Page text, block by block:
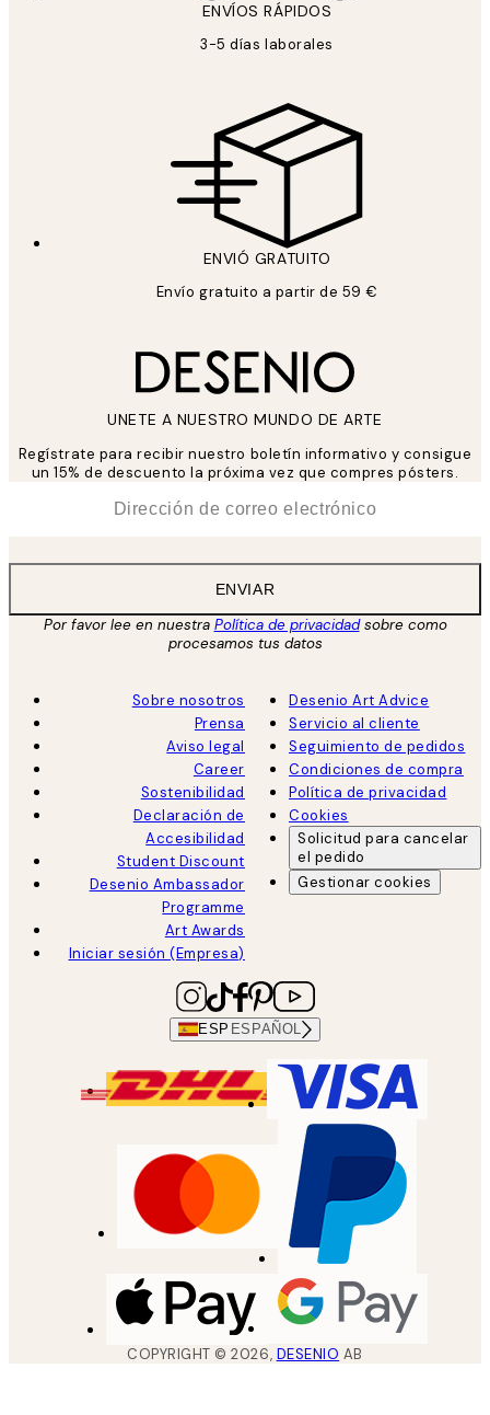
ENVÍOS RÁPIDOS
3-5 días laborales
ENVIÓ GRATUITO
Envío gratuito a partir de 59 €
UNETE A NUESTRO MUNDO DE ARTE
Regístrate para recibir nuestro boletín informativo y consigue
un 15% de descuento la próxima vez que compres pósters.
ENVIAR
Por favor lee en nuestra Política de privacidadsobre como
procesamos tus datos
Sobre nosotros
Prensa
Aviso legal
Career
Sostenibilidad
Declaración de
Accesibilidad
Student Discount
Desenio Ambassador
Programme
Art Awards
Iniciar sesión (Empresa)
Desenio Art Advice
Servicio al cliente
Seguimiento de pedidos
Condiciones de compra
Política de privacidad
Cookies
Solicitud para cancelar
el pedido
Gestionar cookies
ESP ESPAÑOL
COPYRIGHT ©2026, DESENIO AB